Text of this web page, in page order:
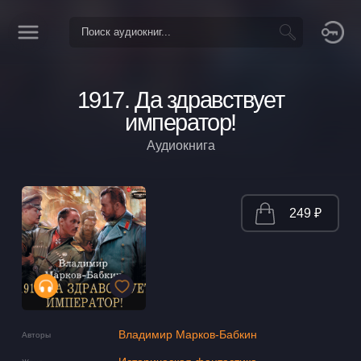
1917. Да здравствует
император!
Аудиокнига
Авторы Владимир Марков-Бабкин
249 ₽